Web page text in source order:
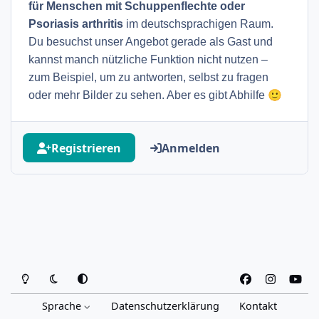
für Menschen mit Schuppenflechte oder
Psoriasis arthritis im deutschsprachigen Raum.
Du besuchst unser Angebot gerade als Gast und
kannst manch nützliche Funktion nicht nutzen –
zum Beispiel, um zu antworten, selbst zu fragen
oder mehr Bilder zu sehen. Aber es gibt Abhilfe 🙂
Registrieren Anmelden
Heller ModusDunkler Modus
Systemeinstellung
a
n
s
o
Sprache Datenschutzerklärung Kontakt